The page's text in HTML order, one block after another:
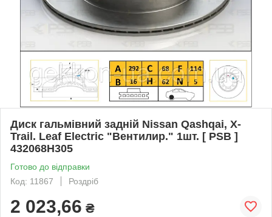
Диск гальмівний задній Nissan Qashqai, X-
Trail. Leaf Electric "Вентилир." 1шт. [ PSB ]
432068H305
Готово до відправки
Код: 11867
Роздріб
2 023,66 ₴